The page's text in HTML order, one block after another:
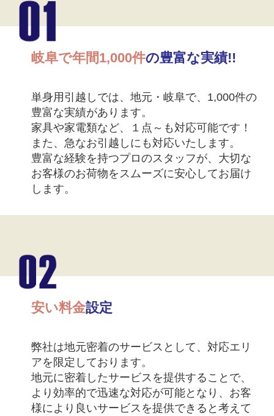
岐阜で年間1,000件の豊富な実績!!
単身用引越しでは、地元・岐阜で、1,000件の
豊富な実績があります。
家具や家電類など、１点～も対応可能です！
また、急なお引越しにも対応いたします。
豊富な経験を持つプロのスタッフが、大切な
お客様のお荷物をスムーズに安心してお届け
します。
安い料金設定
弊社は地元密着のサービスとして、対応エリ
アを限定しております。
地元に密着したサービスを提供することで、
より効率的で迅速な対応が可能となり、お客
様により良いサービスを提供できると考えて